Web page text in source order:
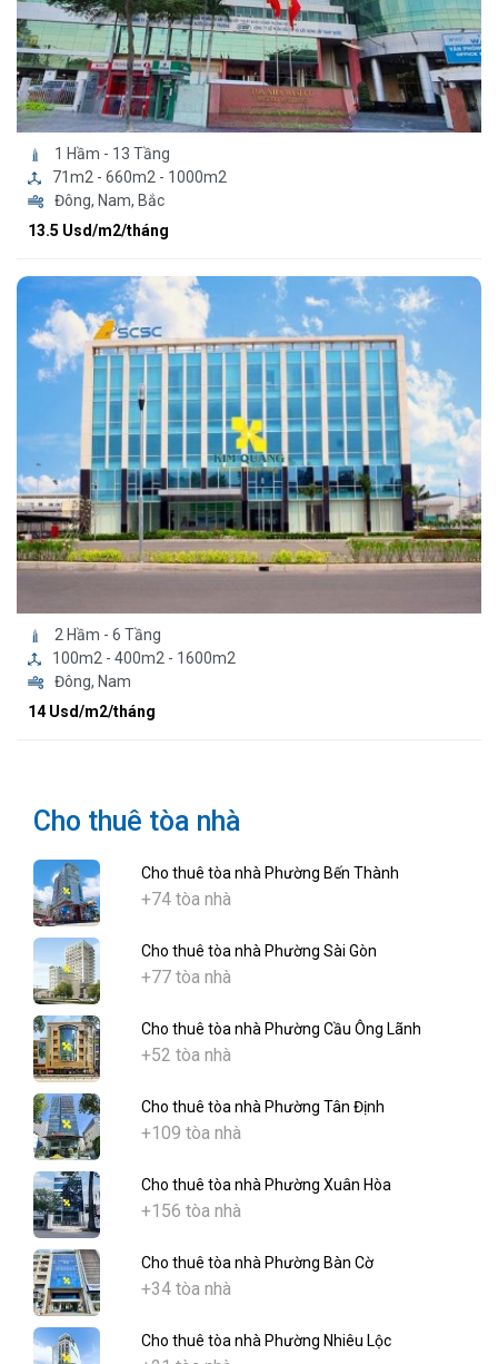
1 Hầm - 13 Tầng
71m2 - 660m2 - 1000m2
Đông, Nam, Bắc
13.5 Usd/m2/tháng
2 Hầm - 6 Tầng
100m2 - 400m2 - 1600m2
Đông, Nam
14 Usd/m2/tháng
Cho thuê tòa nhà
Cho thuê tòa nhà Phường Bến Thành
+74 tòa nhà
Cho thuê tòa nhà Phường Sài Gòn
+77 tòa nhà
Cho thuê tòa nhà Phường Cầu Ông Lãnh
+52 tòa nhà
Cho thuê tòa nhà Phường Tân Định
+109 tòa nhà
Cho thuê tòa nhà Phường Xuân Hòa
+156 tòa nhà
Cho thuê tòa nhà Phường Bàn Cờ
+34 tòa nhà
Cho thuê tòa nhà Phường Nhiêu Lộc